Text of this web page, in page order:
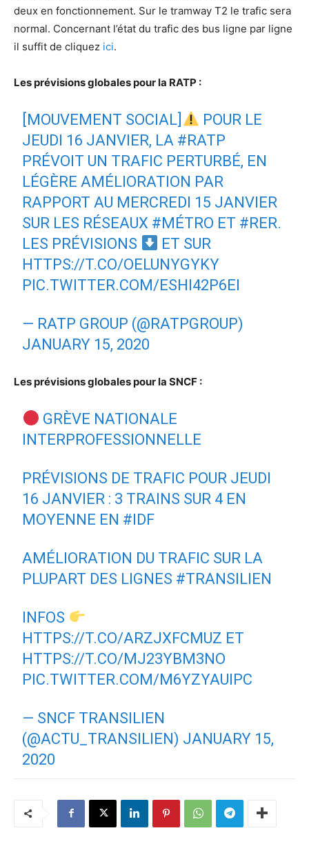
deux en fonctionnement. Sur le tramway T2 le trafic sera
normal. Concernant l’état du trafic des bus ligne par ligne
il suffit de cliquez ici.
Les prévisions globales pour la RATP :
[MOUVEMENT SOCIAL]
POUR LE
JEUDI 16 JANVIER, LA #RATP
PRÉVOIT UN TRAFIC PERTURBÉ, EN
LÉGÈRE AMÉLIORATION PAR
RAPPORT AU MERCREDI 15 JANVIER
SUR LES RÉSEAUX #MÉTRO ET #RER.
LES PRÉVISIONS
ET SUR
HTTPS://T.CO/OELUNYGYKY
PIC.TWITTER.COM/ESHI42P6EI
— RATP GROUP (@RATPGROUP)
JANUARY 15, 2020
Les prévisions globales pour la SNCF :
GRÈVE NATIONALE
INTERPROFESSIONNELLE
PRÉVISIONS DE TRAFIC POUR JEUDI
16 JANVIER : 3 TRAINS SUR 4 EN
MOYENNE EN #IDF
AMÉLIORATION DU TRAFIC SUR LA
PLUPART DES LIGNES #TRANSILIEN
INFOS
HTTPS://T.CO/ARZJXFCMUZ ET
HTTPS://T.CO/MJ23YBM3NO
PIC.TWITTER.COM/M6YZYAUIPC
— SNCF TRANSILIEN
(@ACTU_TRANSILIEN) JANUARY 15,
2020